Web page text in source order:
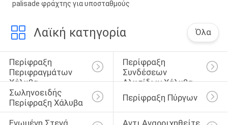
palisade φράχτης για υποσταθμούς
Λαϊκή κατηγορία Όλα
Περίφραξη
Περιφραγμάτων
Χάλυβα
Περίφραξη
Συνδέσεων
Αλυσίδων Χάλυβα
Σωληνοειδής
Περίφραξη Χάλυβα
Περίφραξη Πύργων
Ενωμένη Στενά Αντι Αναρριχηθείτε